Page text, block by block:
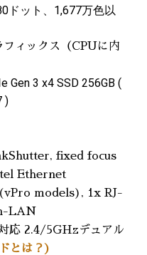
ドット、1,677万色以
ィックス（CPUに内
Gen 3 x4 SSD 256GB (
)
fixed focus
Ethernet
models), 1x RJ-
LAN
応 2.4/5GHzデュアル
とは？)